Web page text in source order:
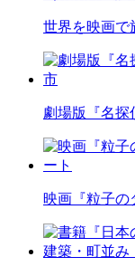
世界を映画
劇場版『名
映画『粒子